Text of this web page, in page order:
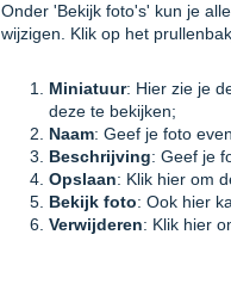
Onder 'Bekijk foto's' kun je
wijzigen. Klik op het
Miniatuur: Hier zie je
deze te bekijken;
Naam: Geef je foto
Beschrijving: Geef je
Opslaan: Klik hier om
Bekijk foto: Ook hier
Verwijderen: Klik hier